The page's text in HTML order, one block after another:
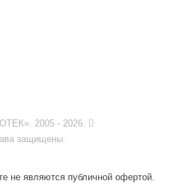
2005 - 2026.
защищены.
не являются публичной офертой.